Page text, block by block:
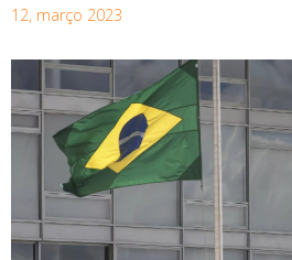
12, março 2023